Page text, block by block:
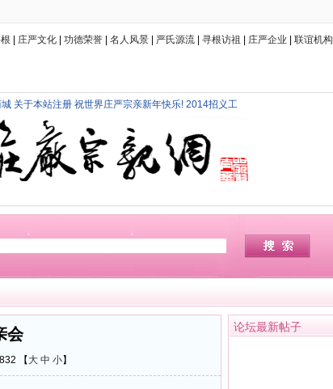
庄严文化 功德荣誉 名人风景 严氏源流 寻根访祖 庄严企业 联谊机构
城 关于本站注册 祝世界庄严宗亲新年快乐! 2014招义工
会
832 【 大 中 小】
论坛最新帖子